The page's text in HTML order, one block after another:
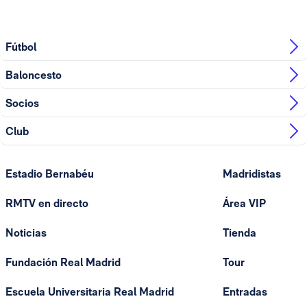
Fútbol
Baloncesto
Socios
Club
Estadio Bernabéu
RMTV en directo
Noticias
Fundación Real Madrid
Escuela Universitaria Real Madrid
Madridistas
Área VIP
Tienda
Tour
Entradas